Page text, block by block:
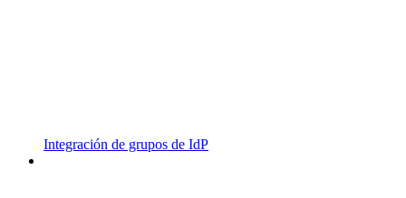
Integración de grupos de IdP